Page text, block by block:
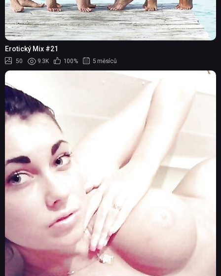
Erotický Mix #21
50 9.3K 100% 5 měsíců